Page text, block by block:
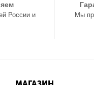
России и
Мы